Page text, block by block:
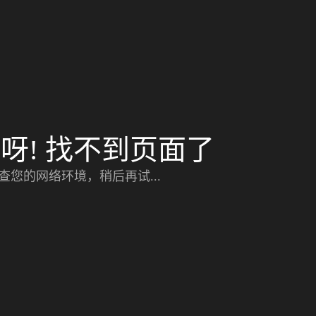
! 找不到页面了
您的网络环境，稍后再试...